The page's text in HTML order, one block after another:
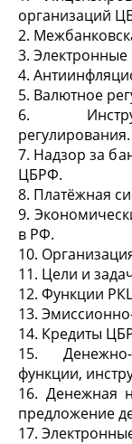
организаций
2.
3.
4.
5. Валютное
6.
регулирования.
7. Надзор за
ЦБРФ.
8. Платёжная
9.
в РФ.
10.
11. Цели и
12. Функции
13.
14. Кредиты
15. Денежно-
функции,
16. Денежная
предложение
17.